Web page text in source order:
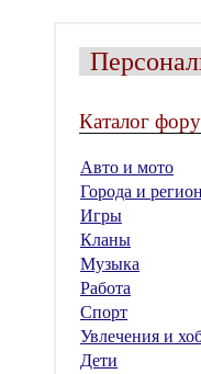
Каталог
Авто и мото
Города и
Игры
Кланы
Музыка
Работа
Спорт
Увлечения и
Дети